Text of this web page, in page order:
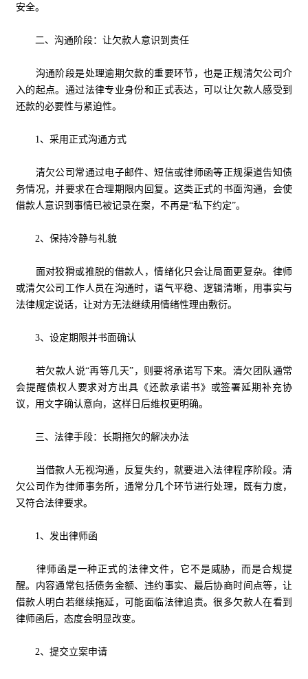
安全。
二、沟通阶段：让欠款人意识到责任
沟通阶段是处理逾期欠款的重要环节，也是正规清欠公司介
入的起点。通过法律专业身份和正式表达，可以让欠款人感受到
还款的必要性与紧迫性。
1、采用正式沟通方式
清欠公司常通过电子邮件、短信或律师函等正规渠道告知债
务情况，并要求在合理期限内回复。这类正式的书面沟通，会使
借款人意识到事情已被记录在案，不再是“私下约定”。
2、保持冷静与礼貌
面对狡猾或推脱的借款人，情绪化只会让局面更复杂。律师
或清欠公司工作人员在沟通时，语气平稳、逻辑清晰，用事实与
法律规定说话，让对方无法继续用情绪性理由敷衍。
3、设定期限并书面确认
若欠款人说“再等几天”，则要将承诺写下来。清欠团队通常
会提醒债权人要求对方出具《还款承诺书》或签署延期补充协
议，用文字确认意向，这样日后维权更明确。
三、法律手段：长期拖欠的解决办法
当借款人无视沟通，反复失约，就要进入法律程序阶段。清
欠公司作为律师事务所，通常分几个环节进行处理，既有力度，
又符合法律要求。
1、发出律师函
律师函是一种正式的法律文件，它不是威胁，而是合规提
醒。内容通常包括债务金额、违约事实、最后协商时间点等，让
借款人明白若继续拖延，可能面临法律追责。很多欠款人在看到
律师函后，态度会明显改变。
2、提交立案申请